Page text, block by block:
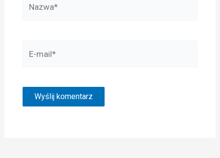
mail*